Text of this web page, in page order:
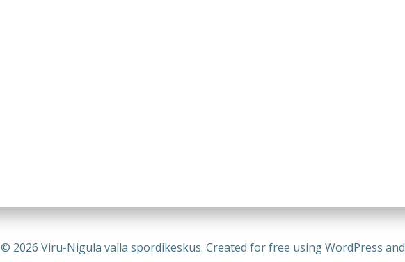
© 2026 Viru-Nigula valla spordikeskus. Created for free using WordPress and